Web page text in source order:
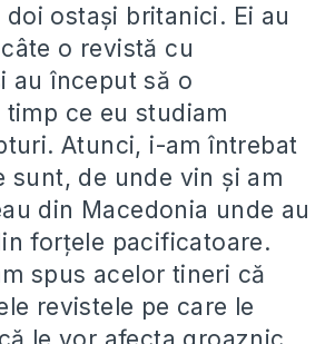
doi ostaşi britanici. Ei au
o revistă cu
au început să o
ce eu studiam
Atunci, i-am întrebat
sunt, de unde vin şi am
din Macedonia unde au
forţele pacificatoare.
spus acelor tineri că
revistele pe care le